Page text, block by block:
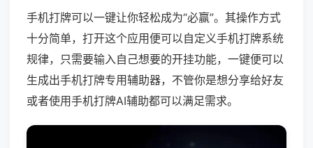
手机打牌可以一键让你轻松成为“必赢”。其操作方式
十分简单，打开这个应用便可以自定义手机打牌系统
规律，只需要输入自己想要的开挂功能，一键便可以
生成出手机打牌专用辅助器，不管你是想分享给好友
或者使用手机打牌AI辅助都可以满足需求。